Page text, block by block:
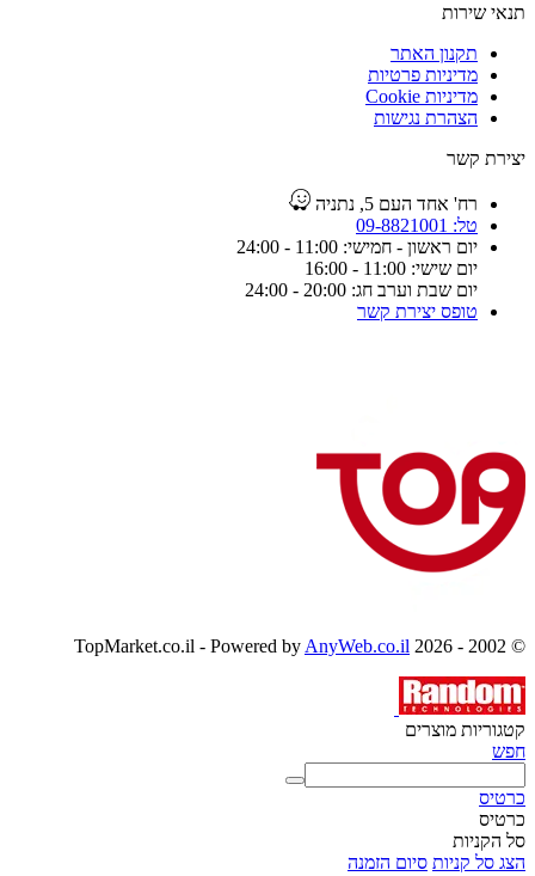
תנאי שירות
תקנון האתר
מדיניות פרטיות
מדיניות Cookie
הצהרת נגישות
יצירת קשר
רח' אחד העם 5, נתניה
טל: 09-8821001
יום ראשון - חמישי: 11:00 - 24:00
יום שישי: 11:00 - 16:00
יום שבת וערב חג: 20:00 - 24:00
טופס יצירת קשר
© 2002 - 2026 TopMarket.co.il - Powered by
AnyWeb.co.il
קטגוריות מוצרים
חפש
כרטיס
כרטיס
סל הקניות
הצג סל קניות סיום הזמנה